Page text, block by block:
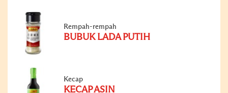
Rempah-rempah
BUBUK LADA PUTIH
Kecap
KECAP ASIN